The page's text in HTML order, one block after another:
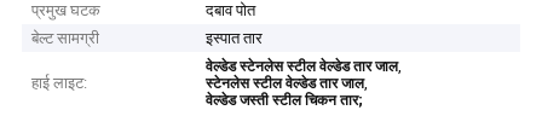
प्रमुख घटक
दबाव पोत
बेल्ट सामग्री
इस्पात तार
हाई लाइट:
वेल्डेड स्टेनलेस स्टील वेल्डेड तार जाल,
स्टेनलेस स्टील वेल्डेड तार जाल,
वेल्डेड जस्ती स्टील चिकन तार;